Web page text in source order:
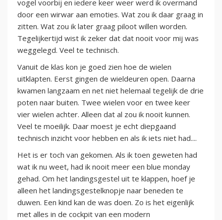
vogel voorbij en iedere keer weer werd ik overmand
door een wirwar aan emoties. Wat zou ik daar graag in
zitten. Wat zou ik later graag piloot willen worden.
Tegelijkertijd wist ik zeker dat dat nooit voor mij was
weggelegd. Veel te technisch.
Vanuit de klas kon je goed zien hoe de wielen
uitklapten. Eerst gingen de wieldeuren open. Daarna
kwamen langzaam en net niet helemaal tegelijk de drie
poten naar buiten. Twee wielen voor en twee keer
vier wielen achter. Alleen dat al zou ik nooit kunnen.
Veel te moeilijk. Daar moest je echt diepgaand
technisch inzicht voor hebben en als ik iets niet had....
Het is er toch van gekomen. Als ik toen geweten had
wat ik nu weet, had ik nooit meer een blue monday
gehad. Om het landingsgestel uit te klappen, hoef je
alleen het landingsgestelknopje naar beneden te
duwen. Een kind kan de was doen. Zo is het eigenlijk
met alles in de cockpit van een modern